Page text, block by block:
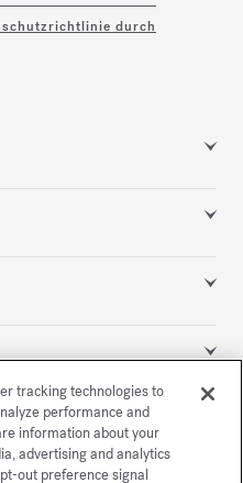
durch
tracking technologies to
performance and
information about your
advertising and analytics
out preference signal